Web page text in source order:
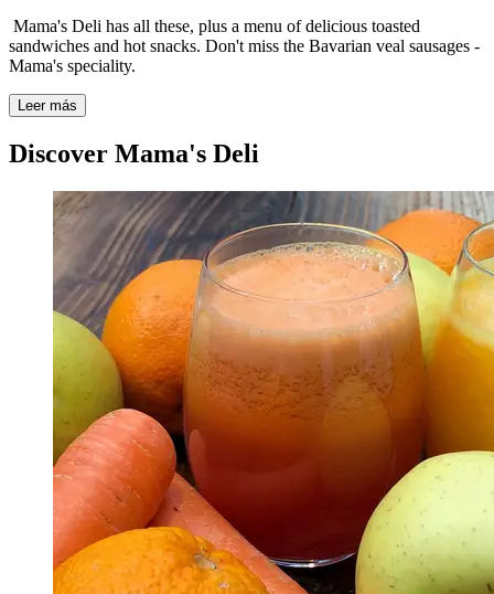
Mama's Deli has all these, plus a menu of delicious toasted
sandwiches and hot snacks. Don't miss the Bavarian veal sausages -
Mama's speciality.
Leer más
Discover Mama's Deli